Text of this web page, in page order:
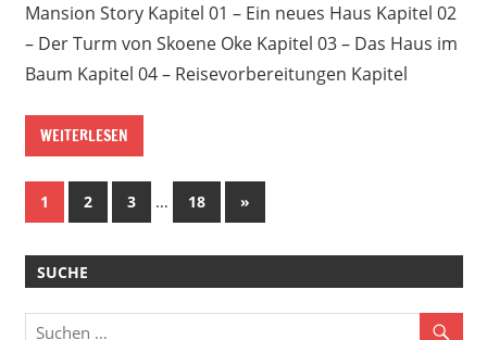
Mansion Story Kapitel 01 – Ein neues Haus Kapitel 02
– Der Turm von Skoene Oke Kapitel 03 – Das Haus im
Baum Kapitel 04 – Reisevorbereitungen Kapitel
WEITERLESEN
Beitragsnavigation
1 2 3 … 18
Nächste
Beiträge
»
SUCHE